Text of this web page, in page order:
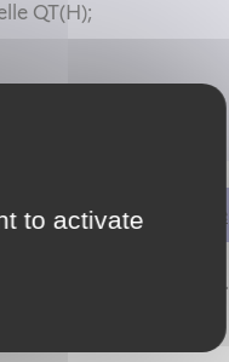
to activate
QT(H);
de formation.
vous créer un compte
à vos services en ligne.